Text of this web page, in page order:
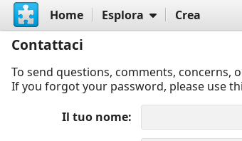
Home Esplora Crea
Contattaci
To send questions, comments,
If you forgot your password, please use
Il tuo nome